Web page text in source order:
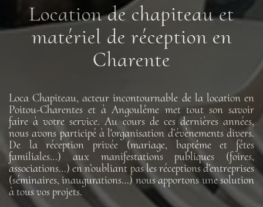
Location de chapiteau et
matériel de réception en
Charente
Loca Chapiteau, acteur incontournable de la location en
Poitou-Charentes et à Angoulême met tout son savoir
faire à votre service. Au cours de ces dernières années,
nous avons participé à l'organisation d’évènements divers.
De la réception privée (mariage, baptême et fêtes
familiales…) aux manifestations publiques (foires,
associations…) en n’oubliant pas les réceptions d’entreprises
(séminaires, inaugurations…) nous apportons une solution
à tous vos projets.